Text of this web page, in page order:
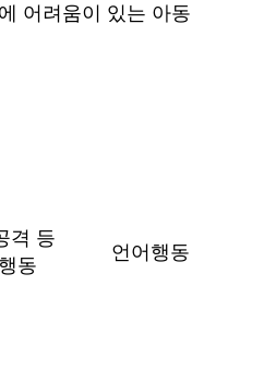
어려움이 있는 아동
격 등
동
언어행동